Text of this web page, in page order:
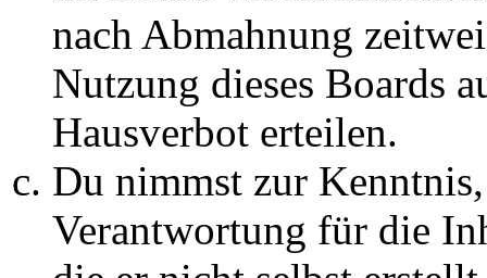
nach Abmahnung
Nutzung dieses Boards
Hausverbot erteilen.
Du nimmst zur
Verantwortung für die